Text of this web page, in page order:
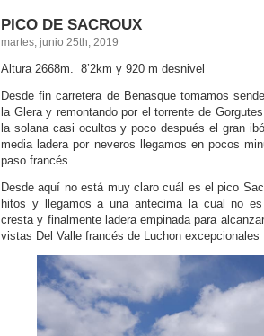
PICO DE SACROUX
martes, junio 25th, 2019
Altura 2668m. 8’2km y 920 m desnivel
Desde fin carretera de Benasque tomamos
la Glera y remontando por el torrente de
la solana casi ocultos y poco después el gran
media ladera por neveros llegamos en pocos
paso francés.
Desde aquí no está muy claro cuál es el pico
hitos y llegamos a una antecima la cual no
cresta y finalmente ladera empinada para
vistas Del Valle francés de Luchon excepcionales